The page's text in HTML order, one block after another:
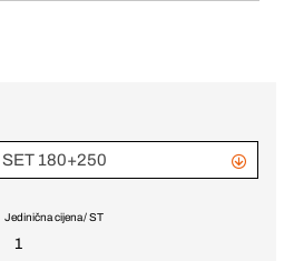
180+250
Jedinična cijena / ST
1